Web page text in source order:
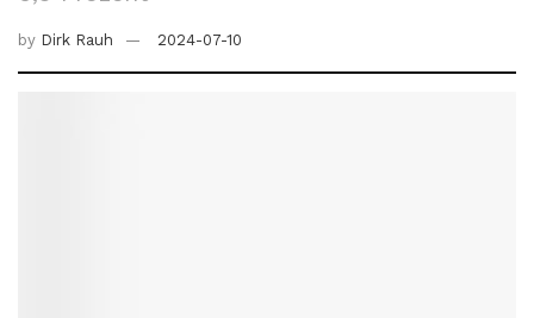
by Dirk Rauh 2024-07-10